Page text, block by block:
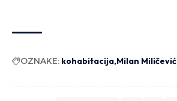
OZNAKE: kohabitacija Milan Miličević